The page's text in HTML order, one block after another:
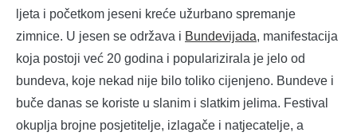
ljeta i početkom jeseni kreće užurbano spremanje
zimnice. U jesen se održava i Bundevijada, manifestacija
koja postoji već 20 godina i popularizirala je jelo od
bundeva, koje nekad nije bilo toliko cijenjeno. Bundeve i
buče danas se koriste u slanim i slatkim jelima. Festival
okuplja brojne posjetitelje, izlagače i natjecatelje, a